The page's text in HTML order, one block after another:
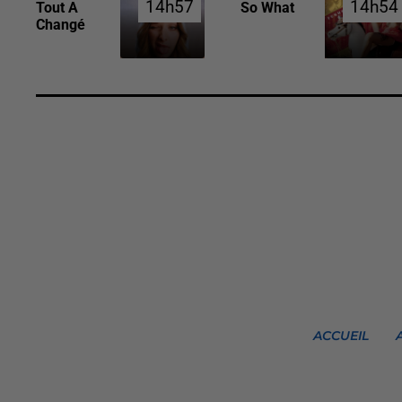
Tout A
Changé
14h57
14h57 So What 14h54
14h54
ACCUEIL